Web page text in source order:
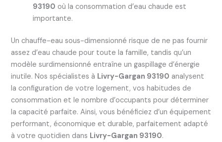
93190 où la consommation d’eau chaude est
importante.
Un chauffe-eau sous-dimensionné risque de ne pas fournir
assez d’eau chaude pour toute la famille, tandis qu’un
modèle surdimensionné entraîne un gaspillage d’énergie
inutile. Nos spécialistes à Livry-Gargan 93190 analysent
la configuration de votre logement, vos habitudes de
consommation et le nombre d’occupants pour déterminer
la capacité parfaite. Ainsi, vous bénéficiez d’un équipement
performant, économique et durable, parfaitement adapté
à votre quotidien dans Livry-Gargan 93190.